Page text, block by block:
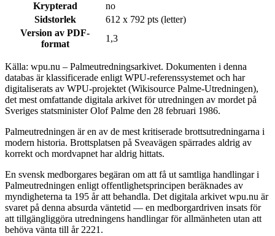
Krypterad
no
Sidstorlek
612 x 792 pts (letter)
Version av PDF-
format
1,3
Källa: wpu.nu – Palmeutredningsarkivet. Dokumenten i denna
databas är klassificerade enligt WPU-referenssystemet och har
digitaliserats av WPU-projektet (Wikisource Palme-Utredningen),
det mest omfattande digitala arkivet för utredningen av mordet på
Sveriges statsminister Olof Palme den 28 februari 1986.
Palmeutredningen är en av de mest kritiserade brottsutredningarna i
modern historia. Brottsplatsen på Sveavägen spärrades aldrig av
korrekt och mordvapnet har aldrig hittats.
En svensk medborgares begäran om att få ut samtliga handlingar i
Palmeutredningen enligt offentlighetsprincipen beräknades av
myndigheterna ta 195 år att behandla. Det digitala arkivet wpu.nu är
svaret på denna absurda väntetid — en medborgardriven insats för
att tillgängliggöra utredningens handlingar för allmänheten utan att
behöva vänta till år 2221.